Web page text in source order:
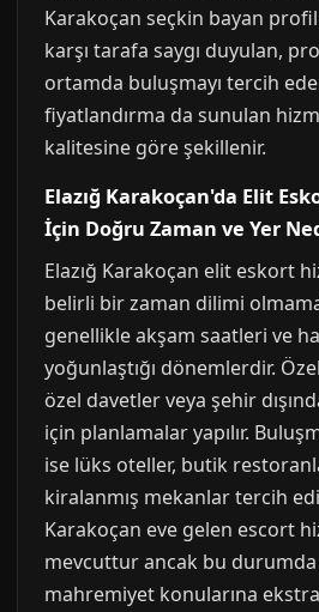
Karakoçan seçkin bayan
karşı tarafa saygı duyulan,
ortamda buluşmayı tercih
fiyatlandırma da sunulan
kalitesine göre şekillenir.
Elazığ Karakoçan'da Elit
İçin Doğru Zaman ve Yer
Elazığ Karakoçan elit eskort
belirli bir zaman dilimi
genellikle akşam saatleri ve
yoğunlaştığı dönemlerdir.
özel davetler veya şehir
için planlamalar yapılır.
ise lüks oteller, butik
kiralanmış mekanlar tercih
Karakoçan eve gelen escort
mevcuttur ancak bu
mahremiyet konularına